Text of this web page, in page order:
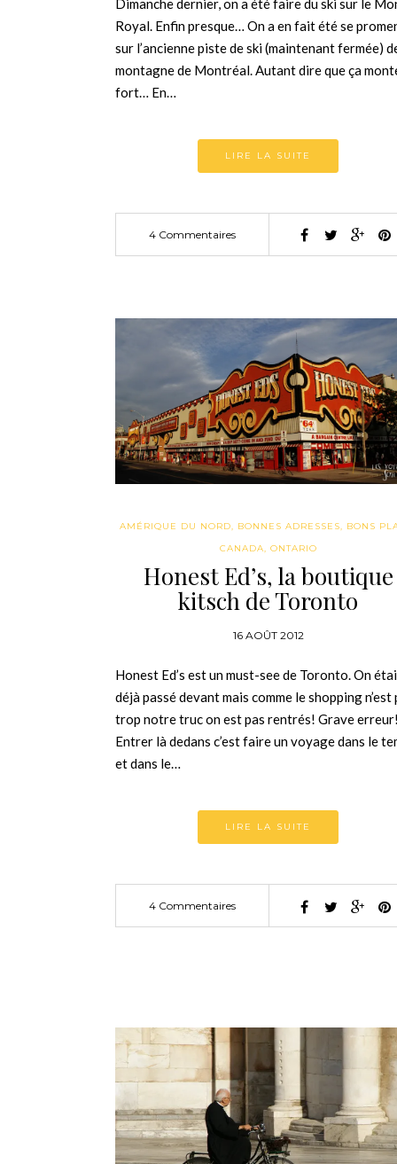
Royal. Enfin presque… On a en fait été se
sur l’ancienne piste de ski (maintenant fermée)
montagne de Montréal. Autant dire que ça
fort… En…
LIRE LA SUITE
4 Commentaires
AMÉRIQUE DU NORD, BONNES ADRESSES, BONS
CANADA, ONTARIO
Honest Ed’s, la boutique
kitsch de Toronto
16 AOÛT 2012
Honest Ed’s est un must-see de Toronto. On
déjà passé devant mais comme le shopping n’est
trop notre truc on est pas rentrés! Grave
Entrer là dedans c’est faire un voyage dans le
et dans le…
LIRE LA SUITE
4 Commentaires